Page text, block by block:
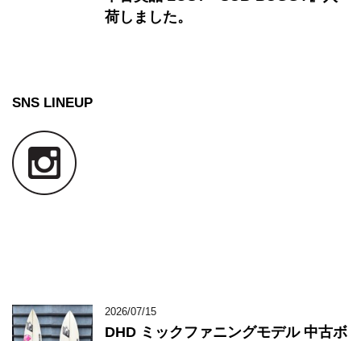
荷しました。
SNS LINEUP
2026/07/15
DHD ミックファニングモデル 中古ボ